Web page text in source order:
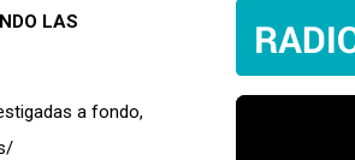
LAS
a fondo,